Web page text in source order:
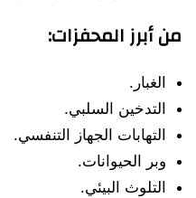
من أبرز المحفزات:
الغبار.
التدخين السلبي.
التهابات الجهاز التنفسي.
وبر الحيوانات.
التلوث البيئي.